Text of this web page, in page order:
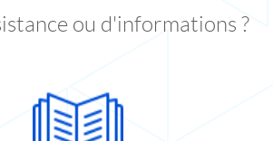
ou d'informations ?